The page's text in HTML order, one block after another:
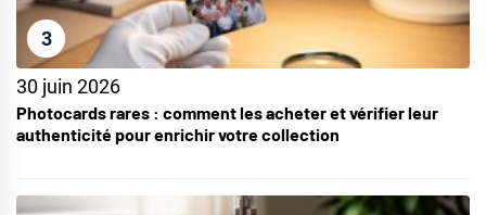
3
30 juin 2026
Photocards rares : comment les acheter et vérifier leur
authenticité pour enrichir votre collection